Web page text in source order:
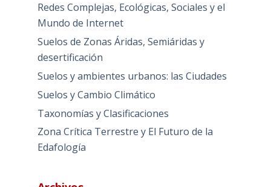
Redes Complejas, Ecológicas, Sociales y el
Mundo de Internet
Suelos de Zonas Áridas, Semiáridas y
desertificación
Suelos y ambientes urbanos: las Ciudades
Suelos y Cambio Climático
Taxonomías y Clasificaciones
Zona Crítica Terrestre y El Futuro de la
Edafología